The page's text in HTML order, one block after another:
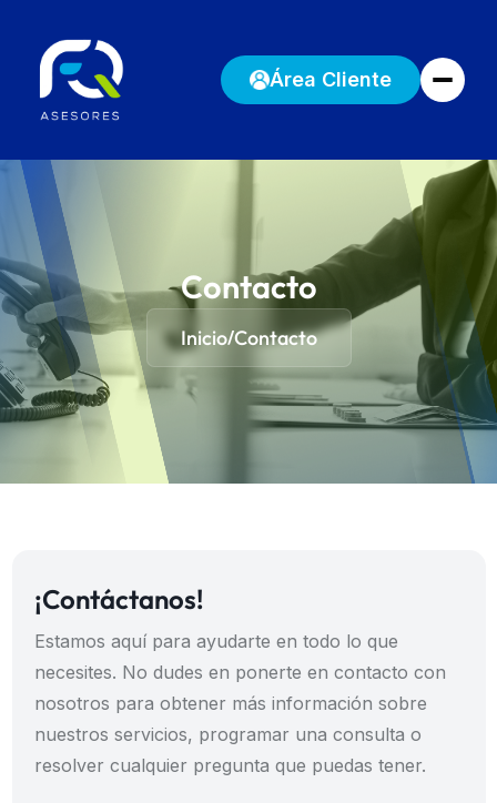
Área Cliente
Contacto
Inicio/Contacto
¡Contáctanos!
Estamos aquí para ayudarte en todo lo que
necesites. No dudes en ponerte en contacto con
nosotros para obtener más información sobre
nuestros servicios, programar una consulta o
resolver cualquier pregunta que puedas tener.